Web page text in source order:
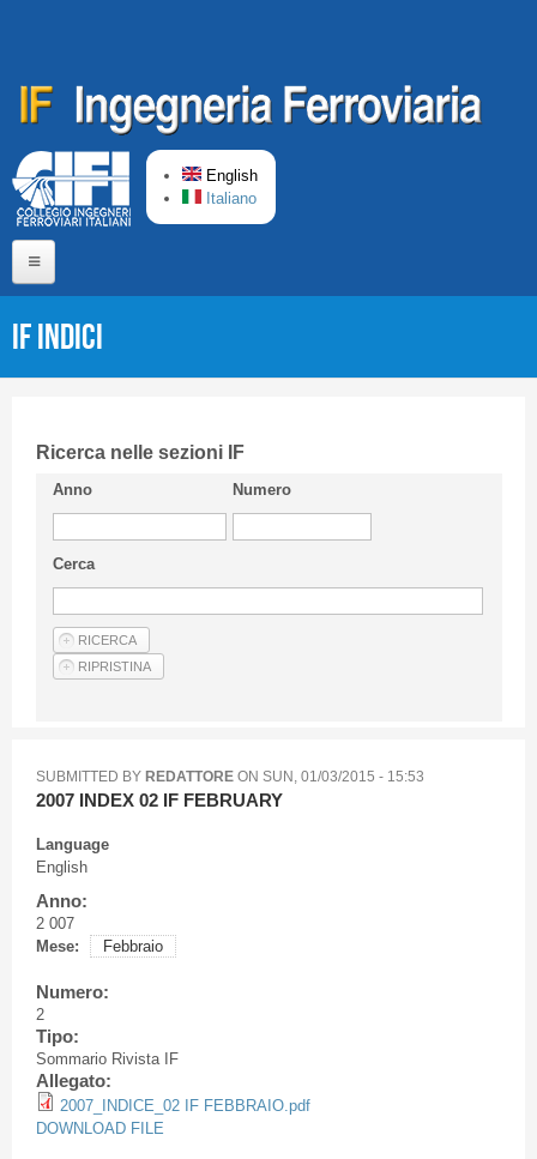
English
Italiano
Short presentation CIFI
Guideline
Privacy & Policy
Articles
IF Indici
Ricerca nelle sezioni IF
Anno Numero
Cerca
SUBMITTED BY REDATTOREON SUN, 01/03/2015 - 15:53
2007 INDEX 02 IF FEBRUARY
Language
English
Anno:
2 007
Mese:
Febbraio
Numero:
2
Tipo:
Sommario Rivista IF
Allegato:
2007_INDICE_02 IF FEBBRAIO.pdf
DOWNLOAD FILE